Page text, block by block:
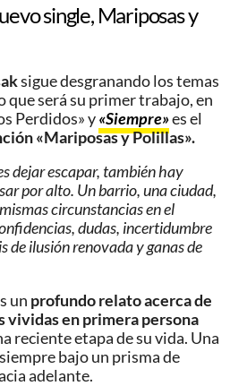
single, Mariposas y
sigue desgranando los temas
que será su primer trabajo, en
Perdidos» y«Siempre»es el
«Mariposas y Polillas».
dejar escapar, también hay
por alto. Un barrio, una ciudad,
circunstancias en el
dudas, incertidumbre
de ilusión renovada y ganas de
un profundo relato acerca de
vividas en primera persona
reciente etapa de su vida. Una
bajo un prisma de
adelante.